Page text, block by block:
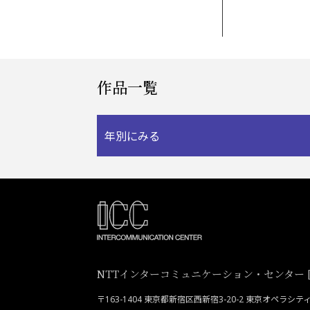
作品一覧
年別にみる
NTTインターコミュニケーション・センター
〒163-1404 東京都新宿区西新宿3-20-2 東京オペラシテ